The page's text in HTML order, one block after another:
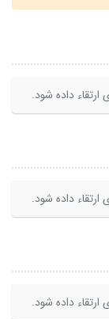
داده شود.
داده شود.
داده شود.